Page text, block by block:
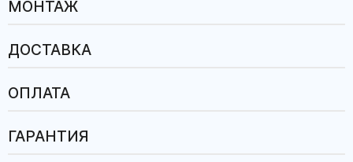
МОНТАЖ
ДОСТАВКА
ОПЛАТА
ГАРАНТИЯ